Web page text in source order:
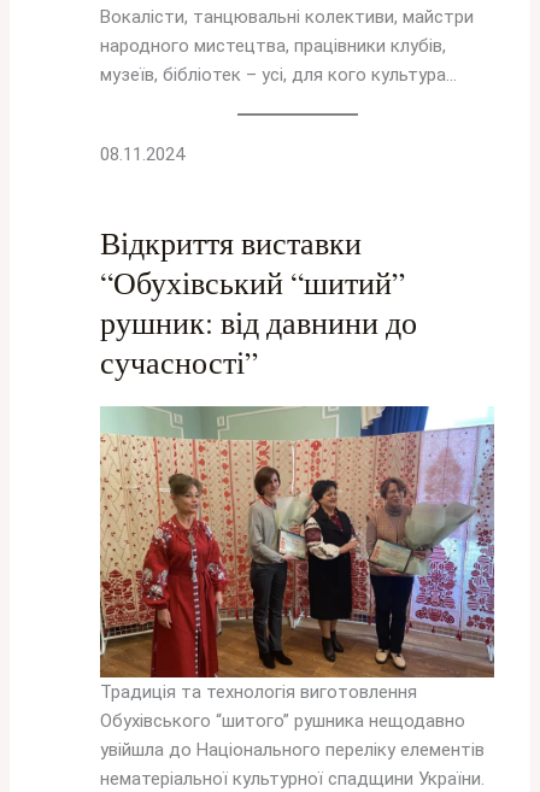
Вокалісти, танцювальні колективи, майстри
народного мистецтва, працівники клубів,
музеїв, бібліотек – усі, для кого культура…
08.11.2024
Відкриття виставки
“Обухівський “шитий”
рушник: від давнини до
сучасності”
Традиція та технологія виготовлення
Обухівського “шитого” рушника нещодавно
увійшла до Національного переліку елементів
нематеріальної культурної спадщини України.